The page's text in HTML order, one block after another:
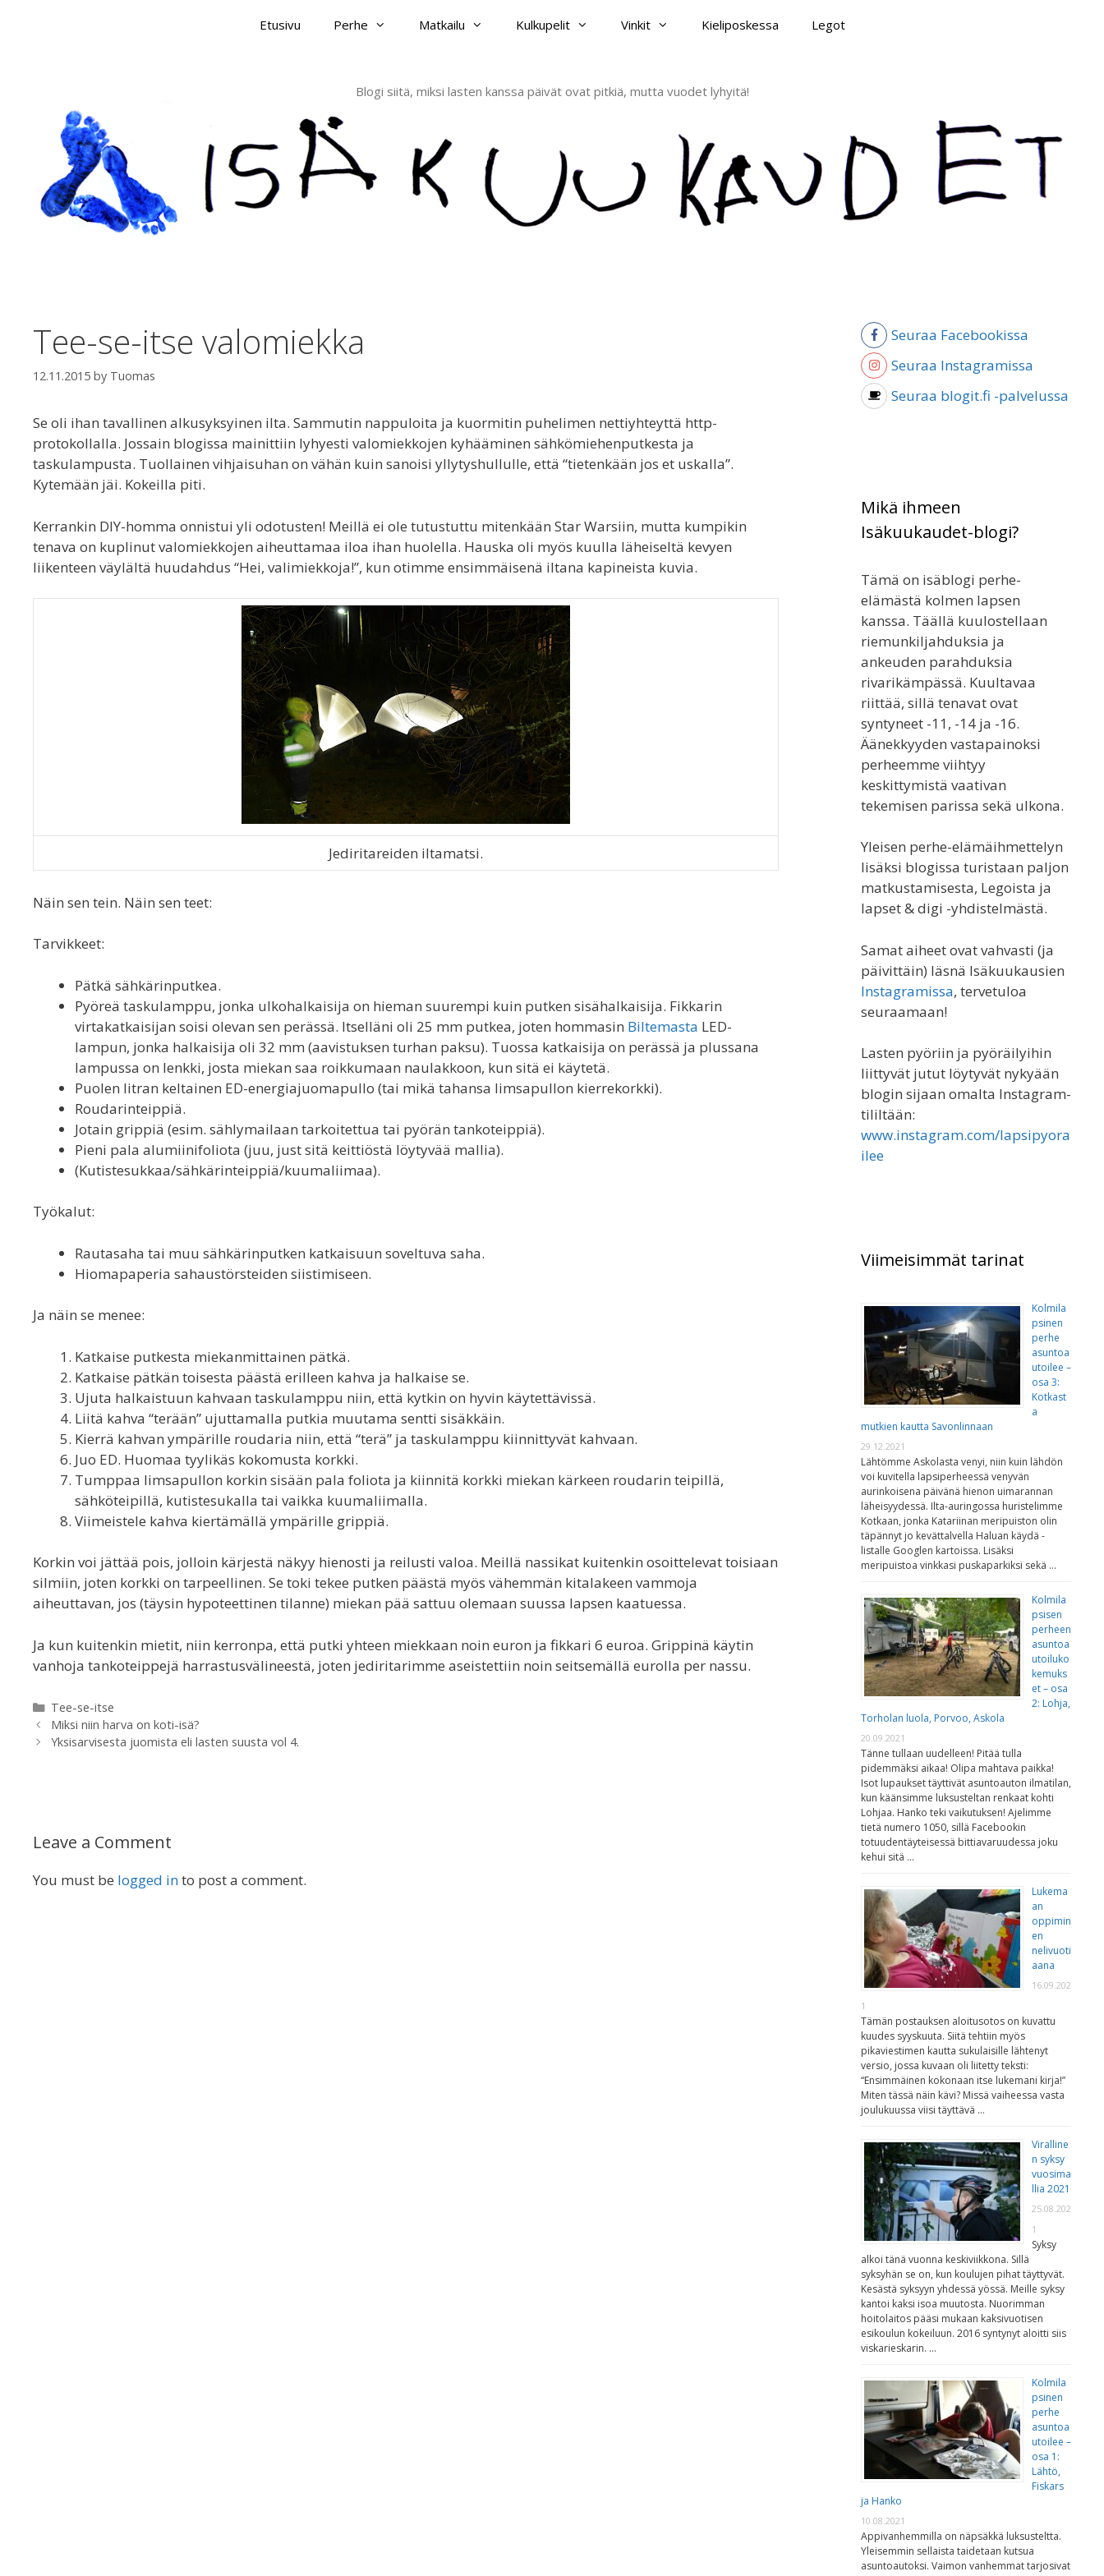
Etusivu Perhe Matkailu Kulkupelit Vinkit Kieliposkessa Legot
Blogi siitä, miksi lasten kanssa päivät ovat pitkiä, mutta vuodet lyhyitä!
Tee-se-itse valomiekka
12.11.2015 by Tuomas
Se oli ihan tavallinen alkusyksyinen ilta. Sammutin nappuloita ja kuormitin puhelimen nettiyhteyttä http-
protokollalla. Jossain blogissa mainittiin lyhyesti valomiekkojen kyhääminen sähkömiehenputkesta ja
taskulampusta. Tuollainen vihjaisuhan on vähän kuin sanoisi yllytyshullulle, että “tietenkään jos et uskalla”.
Kytemään jäi. Kokeilla piti.
Kerrankin DIY-homma onnistui yli odotusten! Meillä ei ole tutustuttu mitenkään Star Warsiin, mutta kumpikin
tenava on kuplinut valomiekkojen aiheuttamaa iloa ihan huolella. Hauska oli myös kuulla läheiseltä kevyen
liikenteen väylältä huudahdus “Hei, valimiekkoja!”, kun otimme ensimmäisenä iltana kapineista kuvia.
Jediritareiden iltamatsi.
Näin sen tein. Näin sen teet:
Tarvikkeet:
Pätkä sähkärinputkea.
Pyöreä taskulamppu, jonka ulkohalkaisija on hieman suurempi kuin putken sisähalkaisija. Fikkarin
virtakatkaisijan soisi olevan sen perässä. Itselläni oli 25 mm putkea, joten hommasin Biltemasta LED-
lampun, jonka halkaisija oli 32 mm (aavistuksen turhan paksu). Tuossa katkaisija on perässä ja plussana
lampussa on lenkki, josta miekan saa roikkumaan naulakkoon, kun sitä ei käytetä.
Puolen litran keltainen ED-energiajuomapullo (tai mikä tahansa limsapullon kierrekorkki).
Roudarinteippiä.
Jotain grippiä (esim. sählymailaan tarkoitettua tai pyörän tankoteippiä).
Pieni pala alumiinifoliota (juu, just sitä keittiöstä löytyvää mallia).
(Kutistesukkaa/sähkärinteippiä/kuumaliimaa).
Työkalut:
Rautasaha tai muu sähkärinputken katkaisuun soveltuva saha.
Hiomapaperia sahaustörsteiden siistimiseen.
Ja näin se menee:
Katkaise putkesta miekanmittainen pätkä.
Katkaise pätkän toisesta päästä erilleen kahva ja halkaise se.
Ujuta halkaistuun kahvaan taskulamppu niin, että kytkin on hyvin käytettävissä.
Liitä kahva “terään” ujuttamalla putkia muutama sentti sisäkkäin.
Kierrä kahvan ympärille roudaria niin, että “terä” ja taskulamppu kiinnittyvät kahvaan.
Juo ED. Huomaa tyylikäs kokomusta korkki.
Tumppaa limsapullon korkin sisään pala foliota ja kiinnitä korkki miekan kärkeen roudarin teipillä,
sähköteipillä, kutistesukalla tai vaikka kuumaliimalla.
Viimeistele kahva kiertämällä ympärille grippiä.
Korkin voi jättää pois, jolloin kärjestä näkyy hienosti ja reilusti valoa. Meillä nassikat kuitenkin osoittelevat toisiaan
silmiin, joten korkki on tarpeellinen. Se toki tekee putken päästä myös vähemmän kitalakeen vammoja
aiheuttavan, jos (täysin hypoteettinen tilanne) miekan pää sattuu olemaan suussa lapsen kaatuessa.
Ja kun kuitenkin mietit, niin kerronpa, että putki yhteen miekkaan noin euron ja fikkari 6 euroa. Grippinä käytin
vanhoja tankoteippejä harrastusvälineestä, joten jediritarimme aseistettiin noin seitsemällä eurolla per nassu.
Categories
Tee-se-itse
Miksi niin harva on koti-isä?
Yksisarvisesta juomista eli lasten suusta vol 4.
Leave a Comment
You must be logged into post a comment.
Seuraa Facebookissa
Seuraa Instagramissa
Seuraa blogit.fi -palvelussa
Mikä ihmeen
Isäkuukaudet-blogi?
Tämä on isäblogi perhe-
elämästä kolmen lapsen
kanssa. Täällä kuulostellaan
riemunkiljahduksia ja
ankeuden parahduksia
rivarikämpässä. Kuultavaa
riittää, sillä tenavat ovat
syntyneet -11, -14 ja -16.
Äänekkyyden vastapainoksi
perheemme viihtyy
keskittymistä vaativan
tekemisen parissa sekä ulkona.
Yleisen perhe-elämäihmettelyn
lisäksi blogissa turistaan paljon
matkustamisesta, Legoista ja
lapset & digi -yhdistelmästä.
Samat aiheet ovat vahvasti (ja
päivittäin) läsnä Isäkuukausien
Instagramissa, tervetuloa
seuraamaan!
Lasten pyöriin ja pyöräilyihin
liittyvät jutut löytyvät nykyään
blogin sijaan omalta Instagram-
tililtään:
www.instagram.com/lapsipyora
ilee
Viimeisimmät tarinat
Kolmila
psinen
perhe
asuntoa
utoilee –
osa 3:
Kotkast
a
mutkien kautta Savonlinnaan
29.12.2021
Lähtömme Askolasta venyi, niin kuin lähdön
voi kuvitella lapsiperheessä venyvän
aurinkoisena päivänä hienon uimarannan
läheisyydessä. Ilta-auringossa huristelimme
Kotkaan, jonka Katariinan meripuiston olin
täpännyt jo kevättalvella Haluan käydä -
listalle Googlen kartoissa. Lisäksi
meripuistoa vinkkasi puskaparkiksi sekä …
Kolmila
psisen
perheen
asuntoa
utoiluko
kemuks
et – osa
2: Lohja,
Torholan luola, Porvoo, Askola
20.09.2021
Tänne tullaan uudelleen! Pitää tulla
pidemmäksi aikaa! Olipa mahtava paikka!
Isot lupaukset täyttivät asuntoauton ilmatilan,
kun käänsimme luksusteltan renkaat kohti
Lohjaa. Hanko teki vaikutuksen! Ajelimme
tietä numero 1050, sillä Facebookin
totuudentäyteisessä bittiavaruudessa joku
kehui sitä …
Lukema
an
oppimin
en
nelivuoti
aana
16.09.202
1
Tämän postauksen aloitusotos on kuvattu
kuudes syyskuuta. Siitä tehtiin myös
pikaviestimen kautta sukulaisille lähtenyt
versio, jossa kuvaan oli liitetty teksti:
“Ensimmäinen kokonaan itse lukemani kirja!”
Miten tässä näin kävi? Missä vaiheessa vasta
joulukuussa viisi täyttävä …
Viralline
n syksy
vuosima
llia 2021
25.08.202
1
Syksy
alkoi tänä vuonna keskiviikkona. Sillä
syksyhän se on, kun koulujen pihat täyttyvät.
Kesästä syksyyn yhdessä yössä. Meille syksy
kantoi kaksi isoa muutosta. Nuorimman
hoitolaitos pääsi mukaan kaksivuotisen
esikoulun kokeiluun. 2016 syntynyt aloitti siis
viskarieskarin. …
Kolmila
psinen
perhe
asuntoa
utoilee –
osa 1:
Lähtö,
Fiskars
ja Hanko
10.08.2021
Appivanhemmilla on näpsäkkä luksusteltta.
Yleisemmin sellaista taidetaan kutsua
asuntoautoksi. Vaimon vanhemmat tarjosivat